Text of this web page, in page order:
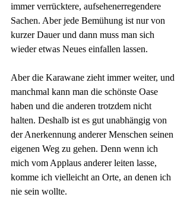
immer verrücktere, aufsehenerregendere
Sachen. Aber jede Bemühung ist nur von
kurzer Dauer und dann muss man sich
wieder etwas Neues einfallen lassen.
Aber die Karawane zieht immer weiter, und
manchmal kann man die schönste Oase
haben und die anderen trotzdem nicht
halten. Deshalb ist es gut unabhängig von
der Anerkennung anderer Menschen seinen
eigenen Weg zu gehen. Denn wenn ich
mich vom Applaus anderer leiten lasse,
komme ich vielleicht an Orte, an denen ich
nie sein wollte.